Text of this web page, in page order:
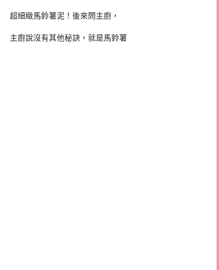
超細緻馬鈴薯泥！後來問主廚，
主廚說沒有其他秘訣，就是馬鈴薯